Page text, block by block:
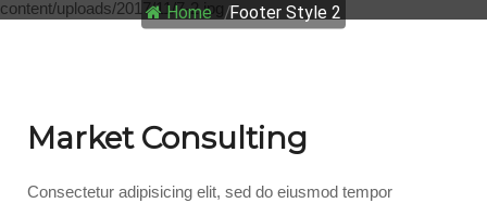
Home
/Footer Style 2
Market Consulting
Consectetur adipisicing elit, sed do eiusmod tempor